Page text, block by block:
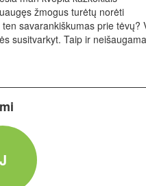
žmogus turėtų norėti
savarankiškumas prie tėvų?
susitvarkyt. Taip ir
J